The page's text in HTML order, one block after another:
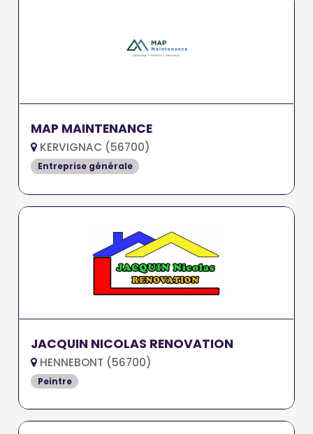
MAP MAINTENANCE
KERVIGNAC (56700)
Entreprise générale
JACQUIN NICOLAS RENOVATION
HENNEBONT (56700)
Peintre